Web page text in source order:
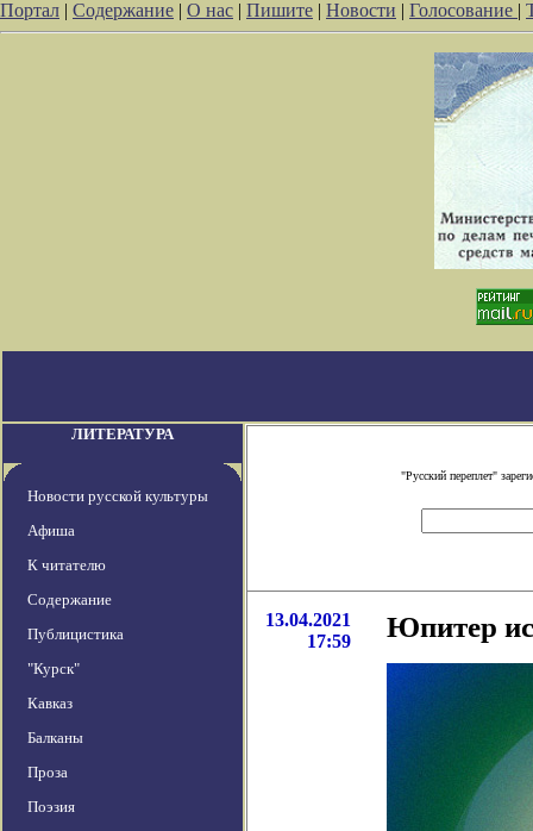
Портал | Содержание | О нас | Пишите | Новости | Голосование |
ЛИТЕРАТУРА
Новости русской культуры
Афиша
К читателю
Содержание
Публицистика
"Курск"
Кавказ
Балканы
Проза
Поэзия
"Русский переплет"
13.04.2021
17:59
Юпитер